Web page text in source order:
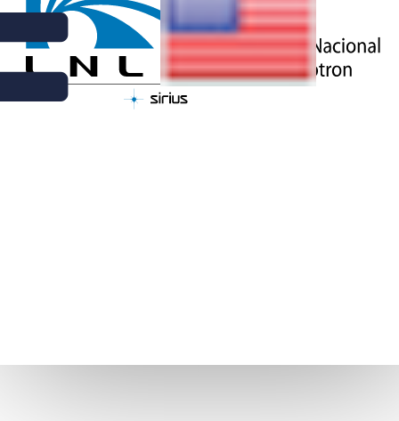
CIÊNCIA | 20 DE FEVEREIRO DE 2017